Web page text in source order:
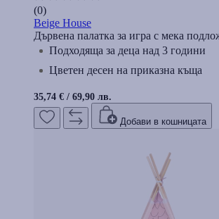
(0)
Beige House
Дървена палатка за игра с мека
Подходяща за деца над 3 години
Цветен десен на приказна къща
35,74 € / 69,90 лв.
Добави в кошницата